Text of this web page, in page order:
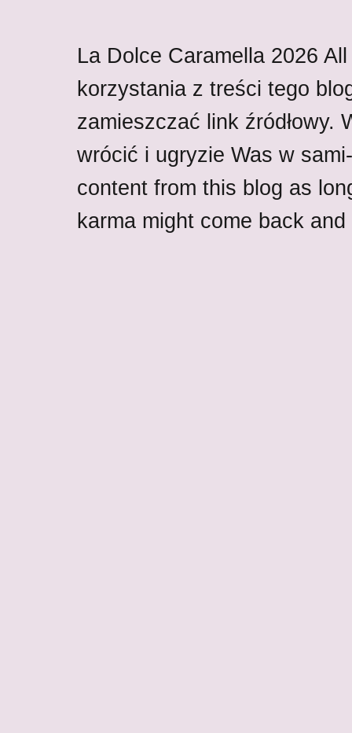
La Dolce Caramella 2026
korzystania z treści tego
zamieszczać link źródłowy.
wrócić i ugryzie Was w
content from this blog as
karma might come back